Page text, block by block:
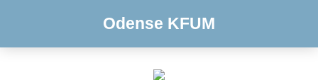
Odense KFUM